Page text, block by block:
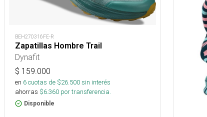
BEH270316FE-R
Zapatillas Hombre Trail
Dynafit
$ 159.000
en 6cuotas de $26.500sin interés
ahorras $6.360 por transferencia.
Disponible